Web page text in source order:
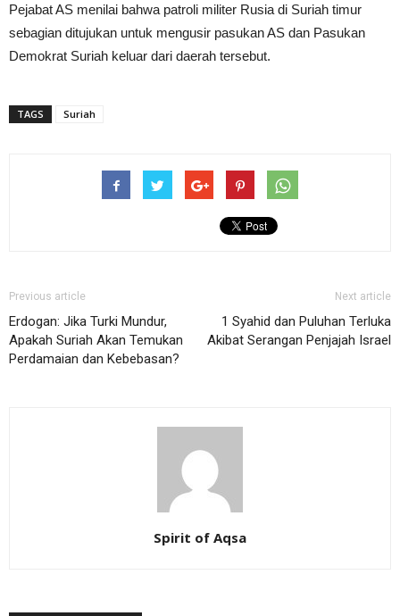
Pejabat AS menilai bahwa patroli militer Rusia di Suriah timur
sebagian ditujukan untuk mengusir pasukan AS dan Pasukan
Demokrat Suriah keluar dari daerah tersebut.
TAGS Suriah
Previous article
Erdogan: Jika Turki Mundur,
Apakah Suriah Akan Temukan
Perdamaian dan Kebebasan?
Next article
1 Syahid dan Puluhan Terluka
Akibat Serangan Penjajah Israel
Spirit of Aqsa